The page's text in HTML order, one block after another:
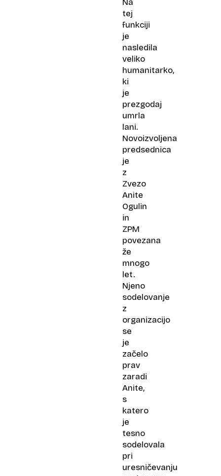
Anito
Ogulin
Na
tej
funkciji
je
nasledila
veliko
humanitarko,
ki
je
prezgodaj
umrla
lani.
Novoizvoljena
predsednica
je
z
Zvezo
Anite
Ogulin
in
ZPM
povezana
že
mnogo
let.
Njeno
sodelovanje
z
organizacijo
se
je
začelo
prav
zaradi
Anite,
s
katero
je
tesno
sodelovala
pri
uresničevanju